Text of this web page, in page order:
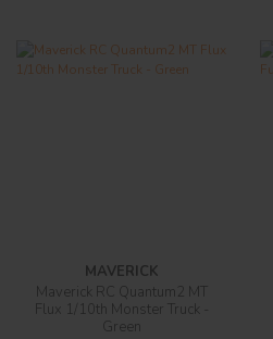
MAVERICK
Maverick RC Quantum2 MT
Flux 1/10th Monster Truck -
Green